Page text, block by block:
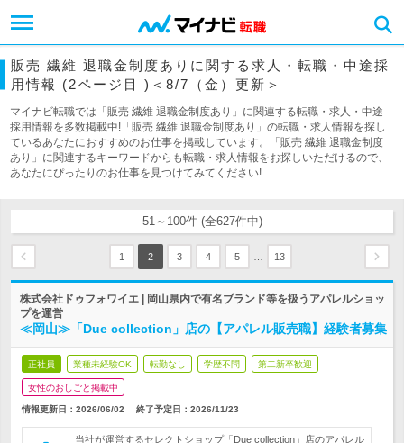
販売 繊維 退職金制度ありに関する求人・転職・中途採
用情報 (2ページ目 )＜8/7（金）更新＞
マイナビ転職では「販売 繊維 退職金制度あり」に関連する転職・求人・中途
採用情報を多数掲載中!「販売 繊維 退職金制度あり」の転職・求人情報を探し
ているあなたにおすすめのお仕事を掲載しています。「販売 繊維 退職金制度
あり」に関連するキーワードからも転職・求人情報をお探しいただけるので、
あなたにぴったりのお仕事を見つけてみてください!
51～100件 (全627件中)
1 2 3 4 5 13
株式会社ドゥフォワイエ | 岡山県内で有名ブランド等を扱うアパレルショッ
プを運営
≪岡山≫「Due collection」店の【アパレル販売職】経験者募集
正社員 業種未経験OK 転勤なし 学歴不問 第二新卒歓迎
女性のおしごと掲載中
情報更新日：2026/06/02 終了予定日： 2026/11/23
当社が運営するセレクトショップ「Due collection」店のアパレル